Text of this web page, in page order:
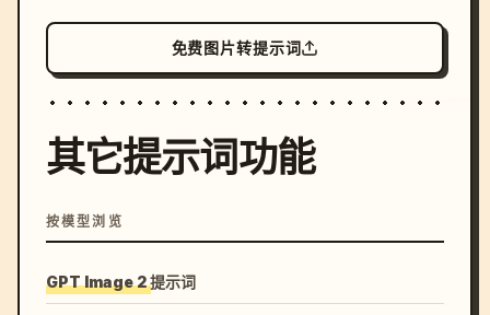
免费图片转提示词
其它提示词功能
按模型浏览
GPT Image 2 提示词